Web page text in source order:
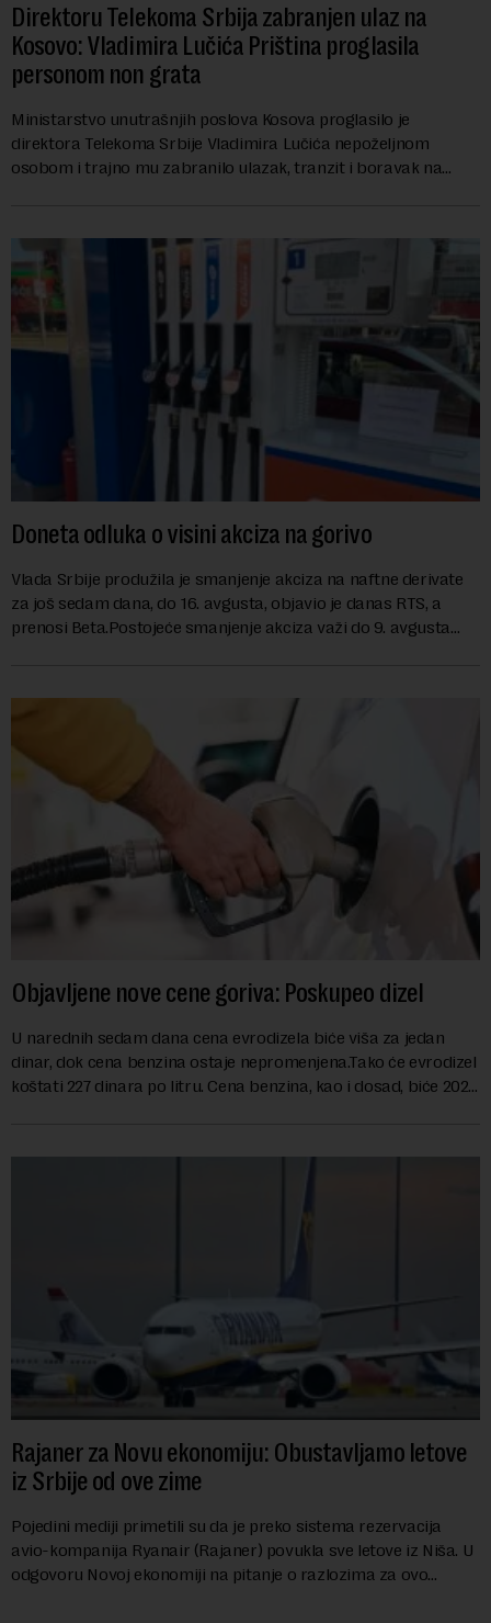
Direktoru Telekoma Srbija zabranjen ulaz na
Kosovo: Vladimira Lučića Priština proglasila
personom non grata
Ministarstvo unutrašnjih poslova Kosova proglasilo je
direktora Telekoma Srbije Vladimira Lučića nepoželjnom
osobom i trajno mu zabranilo ulazak, tranzit i boravak na
Doneta odluka o visini akciza na gorivo
Vlada Srbije produžila je smanjenje akciza na naftne derivate
za još sedam dana, do 16. avgusta, objavio je danas RTS, a
prenosi Beta.Postojeće smanjenje akciza važi do 9. avgusta
Objavljene nove cene goriva: Poskupeo dizel
U narednih sedam dana cena evrodizela biće viša za jedan
dinar, dok cena benzina ostaje nepromenjena.Tako će evrodizel
koštati 227 dinara po litru. Cena benzina, kao i dosad, biće 202
Rajaner za Novu ekonomiju: Obustavljamo letove
iz Srbije od ove zime
Pojedini mediji primetili su da je preko sistema rezervacija
avio-kompanija Ryanair (Rajaner) povukla sve letove iz Niša. U
odgovoru Novoj ekonomiji na pitanje o razlozima za ovo